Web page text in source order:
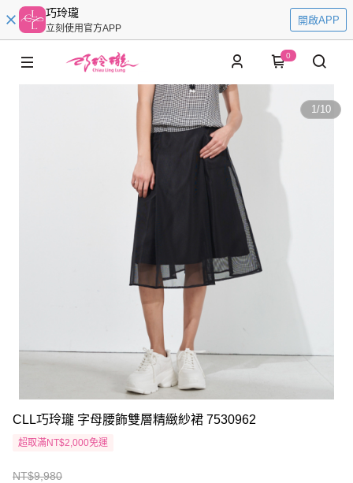
巧玲瓏
立刻使用官方APP
開啟APP
0
1/10
CLL巧玲瓏 字母腰飾雙層精緻紗裙 7530962
超取滿NT$2,000免運
NT$9,980